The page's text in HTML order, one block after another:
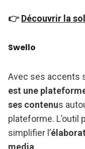
👉Découvrir la
Swello
Avec ses accents
est une
ses contenus
plateforme. L’outil
simplifier l’